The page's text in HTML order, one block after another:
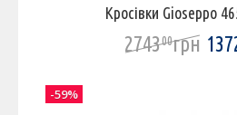
Кросівки Gioseppo
274300грн
-59%